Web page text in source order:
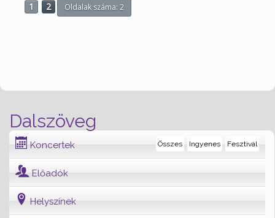
Dalszöveg
Koncertek Fesztivál
Ingyenes
Összes
Előadók
Helyszínek
1 2 Oldalak száma: 2